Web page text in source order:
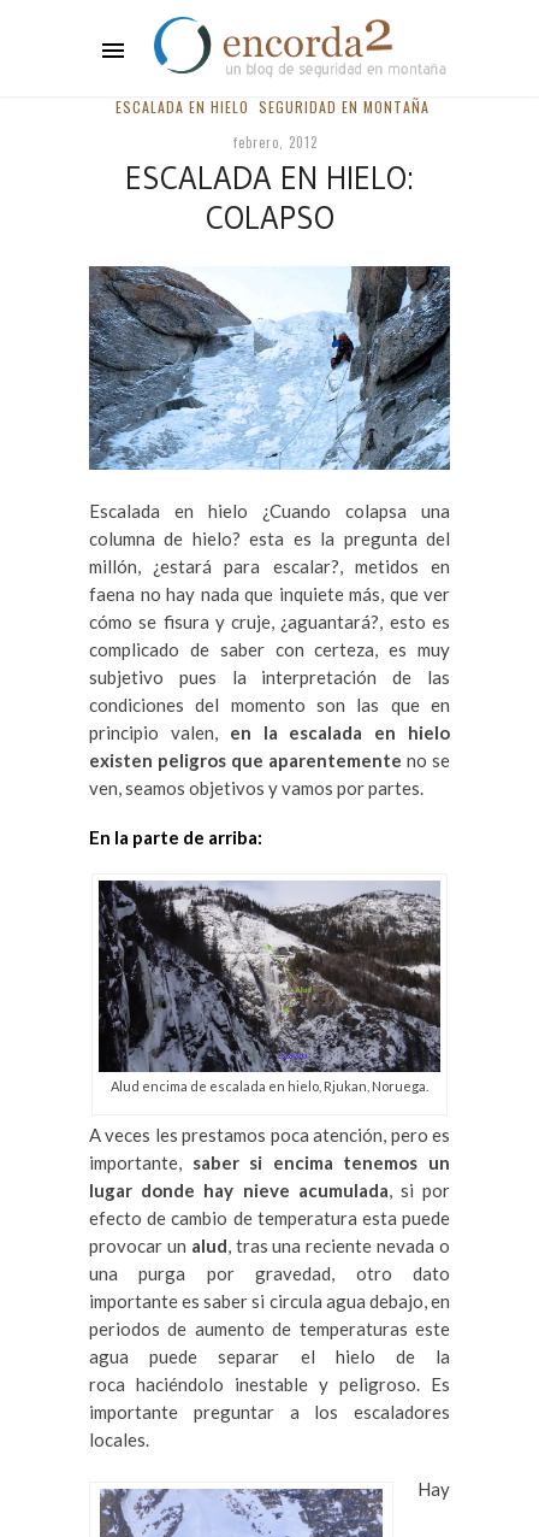
ESCALADA EN HIELO SEGURIDAD EN MONTAÑA
febrero, 2012
ESCALADA EN HIELO:
COLAPSO
Escalada en hielo ¿Cuando colapsa una
columna de hielo? esta es la pregunta del
millón, ¿estará para escalar?, metidos en
faena no hay nada que inquiete más, que ver
cómo se fisura y cruje, ¿aguantará?, esto es
complicado de saber con certeza, es muy
subjetivo pues la interpretación de las
condiciones del momento son las que en
principio valen, en la escalada en hielo
existen peligros que aparentemente no se
ven, seamos objetivos y vamos por partes.
En la parte de arriba:
Alud encima de escalada en hielo, Rjukan, Noruega.
A veces les prestamos poca atención, pero es
importante, saber si encima tenemos un
lugar donde hay nieve acumulada, si por
efecto de cambio de temperatura esta puede
provocar un alud, tras una reciente nevada o
una purga por gravedad, otro dato
importante es saber si circula agua debajo, en
periodos de aumento de temperaturas este
agua puede separar el hielo de la
roca haciéndolo inestable y peligroso. Es
importante preguntar a los escaladores
locales.
Hay